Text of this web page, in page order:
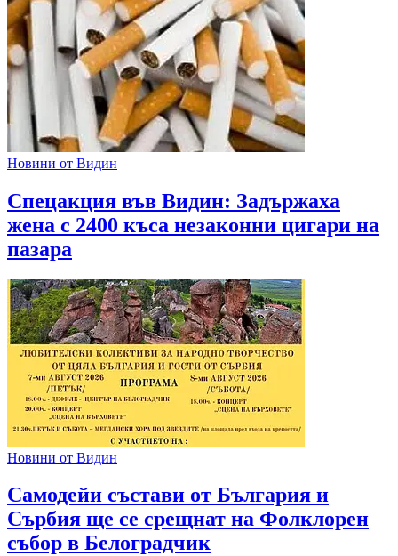
Новини от Видин
Спецакция във Видин: Задържаха
жена с 2400 къса незаконни цигари на
пазара
Новини от Видин
Самодейи състави от България и
Сърбия ще се срещнат на Фолклорен
събор в Белоградчик